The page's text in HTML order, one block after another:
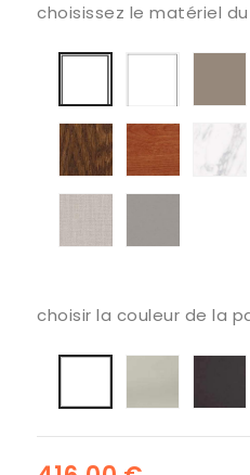
choisissez le matériel
mat
lisse
mat
chêne
foncé
hêtre
cerisier
choisir la couleur de la